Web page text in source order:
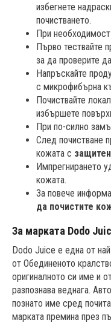
избегнете
почистването.
При
Първо тествайте
за да проверите
Напръскайте
с микрофибърна
Почиствайте
избършете
При по-силно
След почистване
кожата с
Импрегнирането
кожата.
За повече
да почистите
За марката Dodo
Dodo Juice е една от
от Обединеното
оригиналното си име и
разпознава веднага.
познато име сред
марката премина през